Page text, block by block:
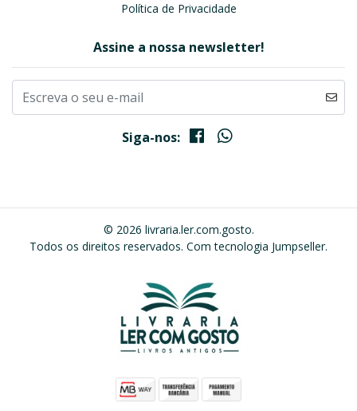
Política de Privacidade
Assine a nossa newsletter!
Siga-nos:
© 2026 livraria.ler.com.gosto.
Todos os direitos reservados. Com tecnologia Jumpseller.